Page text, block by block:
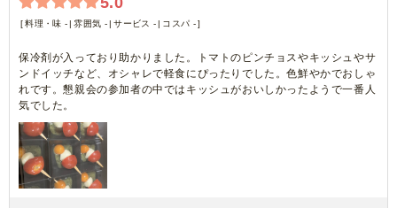
料理・味 - 雰囲気 - サービス - コスパ -
保冷剤が入っており助かりました。トマトのピンチョスやキッシュやサ
ンドイッチなど、オシャレで軽食にぴったりでした。色鮮やかでおしゃ
れです。懇親会の参加者の中ではキッシュがおいしかったようで一番人
気でした。